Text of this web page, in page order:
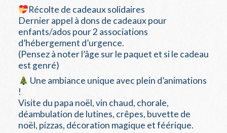
Récolte de cadeaux solidaires
Dernier appel à dons de cadeaux pour
enfants/ados pour 2 associations
d’hébergement d’urgence.
(Pensez à noter l’âge sur le paquet et si le cadeau
est genré)
Une ambiance unique avec plein d’animations
!
Visite du papa noël, vin chaud, chorale,
déambulation de lutines, crêpes, buvette de
noël, pizzas, décoration magique et féérique.